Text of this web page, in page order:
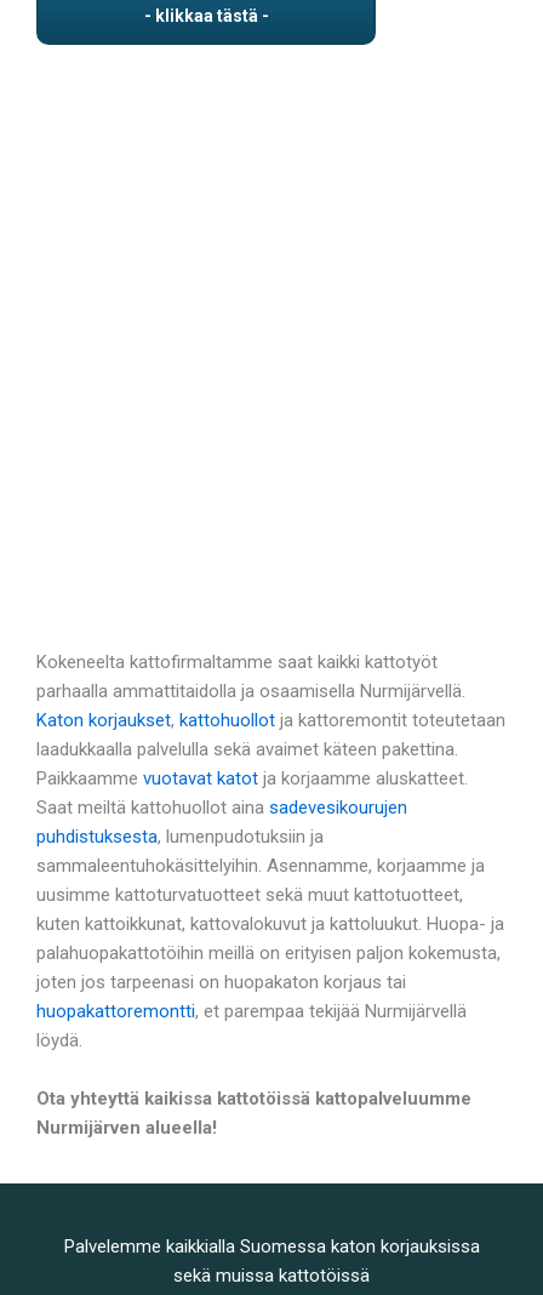
Kokeneelta kattofirmaltamme saat kaikki kattotyöt
parhaalla ammattitaidolla ja osaamisella Nurmijärvellä.
Katon korjaukset, kattohuollot ja kattoremontit toteutetaan
laadukkaalla palvelulla sekä avaimet käteen pakettina.
Paikkaamme vuotavat katot ja korjaamme aluskatteet.
Saat meiltä kattohuollot aina sadevesikourujen
puhdistuksesta, lumenpudotuksiin ja
sammaleentuhokäsittelyihin. Asennamme, korjaamme ja
uusimme kattoturvatuotteet sekä muut kattotuotteet,
kuten kattoikkunat, kattovalokuvut ja kattoluukut. Huopa- ja
palahuopakattotöihin meillä on erityisen paljon kokemusta,
joten jos tarpeenasi on huopakaton korjaus tai
huopakattoremontti, et parempaa tekijää Nurmijärvellä
löydä.
Ota yhteyttä kaikissa kattotöissä kattopalveluumme
Nurmijärven alueella!
Palvelemme kaikkialla Suomessa katon korjauksissa
sekä muissa kattotöissä